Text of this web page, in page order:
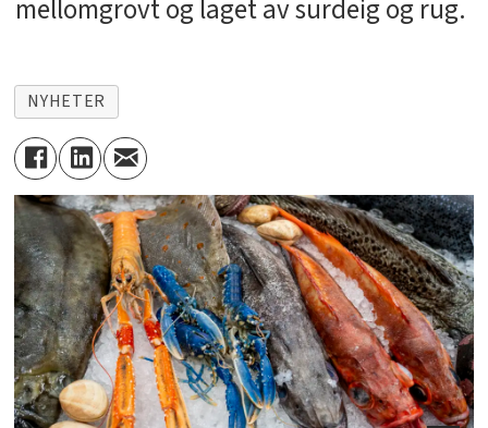
mellomgrovt og laget av surdeig og rug.
NYHETER